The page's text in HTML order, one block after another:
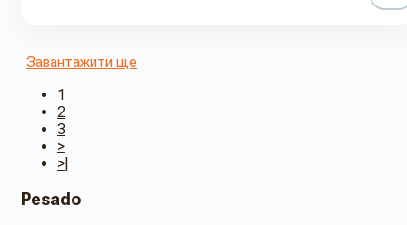
Завантажити ще
1
2
3
>
>|
Pesado